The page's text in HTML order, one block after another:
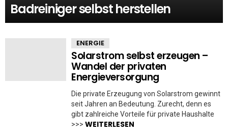
Badreiniger selbst herstellen
ENERGIE
Solarstrom selbst erzeugen –
Wandel der privaten
Energieversorgung
Die private Erzeugung von Solarstrom gewinnt
seit Jahren an Bedeutung. Zurecht, denn es
gibt zahlreiche Vorteile für private Haushalte
>>> WEITERLESEN